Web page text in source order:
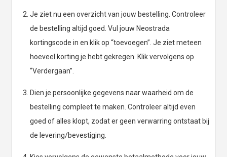
Je ziet nu een overzicht van jouw bestelling. Controleer
de bestelling altijd goed. Vul jouw Neostrada
kortingscode in en klik op “toevoegen”. Je ziet meteen
hoeveel korting je hebt gekregen. Klik vervolgens op
“Verdergaan”.
Dien je persoonlijke gegevens naar waarheid om de
bestelling compleet te maken. Controleer altijd even
goed of alles klopt, zodat er geen verwarring ontstaat bij
de levering/bevestiging.